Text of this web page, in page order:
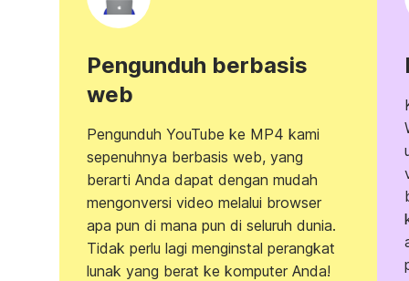
Pengunduh berbasis
web
Pengunduh YouTube ke MP4 kami
sepenuhnya berbasis web, yang
berarti Anda dapat dengan mudah
mengonversi video melalui browser
apa pun di mana pun di seluruh dunia.
Tidak perlu lagi menginstal perangkat
lunak yang berat ke komputer Anda!